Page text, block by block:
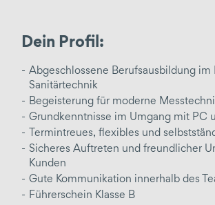
Dein Profil:
Abgeschlossene Berufsausbildung im
Sanitärtechnik
Begeisterung für moderne
Grundkenntnisse im Umgang mit PC
Termintreues, flexibles und
Sicheres Auftreten und freundlicher
Kunden
Gute Kommunikation innerhalb des
Führerschein Klasse B